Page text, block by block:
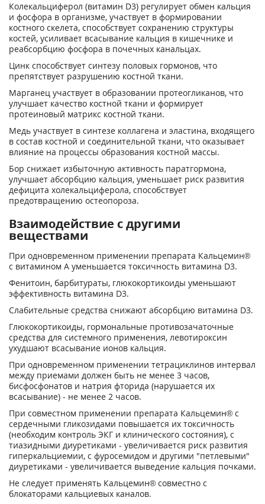
Колекальциферол (витамин D3) регулирует обмен кальция
и фосфора в организме, участвует в формировании
костного скелета, способствует сохранению структуры
костей, усиливает всасывание кальция в кишечнике и
реабсорбцию фосфора в почечных канальцах.
Цинк способствует синтезу половых гормонов, что
препятствует разрушению костной ткани.
Марганец участвует в образовании протеогликанов, что
улучшает качество костной ткани и формирует
протеиновый матрикс костной ткани.
Медь участвует в синтезе коллагена и эластина, входящего
в состав костной и соединительной ткани, что оказывает
влияние на процессы образования костной массы.
Бор снижает избыточную активность паратгормона,
улучшает абсорбцию кальция, уменьшает риск развития
дефицита холекальциферола, способствует
предотвращению остеопороза.
Взаимодействие с другими
веществами
При одновременном применении препарата Кальцемин®
с витамином А уменьшается токсичность витамина D3.
Фенитоин, барбитураты, глюкокортикоиды уменьшают
эффективность витамина D3.
Слабительные средства снижают абсорбцию витамина D3.
Глюкокортикоиды, гормональные противозачаточные
средства для системного применения, левотироксин
ухудшают всасывание ионов кальция.
При одновременном применении тетрациклинов интервал
между приемами должен быть не менее 3 часов,
бисфосфонатов и натрия фторида (нарушается их
всасывание) - не менее 2 часов.
При совместном применении препарата Кальцемин® с
сердечными гликозидами повышается их токсичность
(необходим контроль ЭКГ и клинического состояния), с
тиазидными диуретиками - увеличивается риск развития
гиперкальциемии, с фуросемидом и другими "петлевыми"
диуретиками - увеличивается выведение кальция почками.
Не следует применять Кальцемин® совместно с
блокаторами кальциевых каналов.